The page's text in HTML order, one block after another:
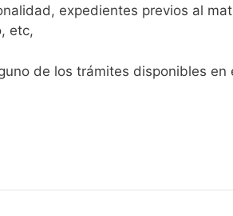
expedientes previos al
etc,
de los trámites disponibles en